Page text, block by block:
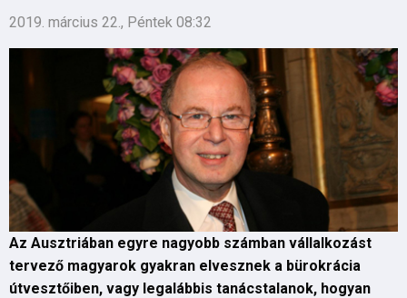
2019. március 22., Péntek 08:32
Az Ausztriában egyre nagyobb számban vállalkozást
tervező magyarok gyakran elvesznek a bürokrácia
útvesztőiben, vagy legalábbis tanácstalanok, hogyan